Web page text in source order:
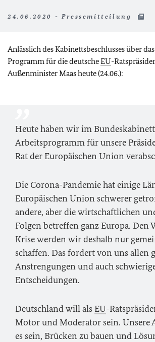
24.06.2020 - Pressemitteilung
Anlässlich des Kabinettsbeschlusses über
Programm für die deutscheEU-
Außenminister Maas heute (24.06.):
Heute haben wir im
Arbeitsprogramm für unsere
Rat der Europäischen Union
Die Corona-Pandemie hat einige
Europäischen Union schwerer
andere, aber die wirtschaftlichen
Folgen betreffen ganz Europa. Den
Krise werden wir deshalb nur
schaffen. Das fordert von uns allen
Anstrengungen und auch
Entscheidungen.
Deutschland will als EU-
Motor und Moderator sein. Unsere
es sein, Brücken zu bauen und